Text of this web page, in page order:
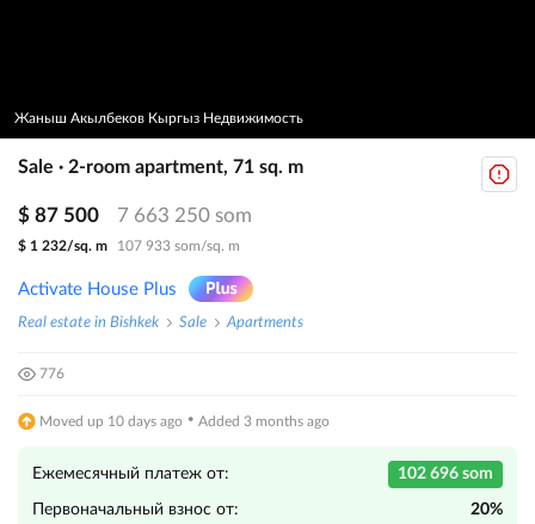
Жаныш Акылбеков Кыргыз Недвижимость
Sale · 2-room apartment, 71 sq. m
$ 87 500 7 663 250 som
$ 1 232/sq. m 107 933 som/sq. m
Activate House Plus
Real estate in Bishkek Sale Apartments
776
Moved up 10 days ago · Added 3 months ago
Ежемесячный платеж от: 102 696 som
Первоначальный взнос от: 20%